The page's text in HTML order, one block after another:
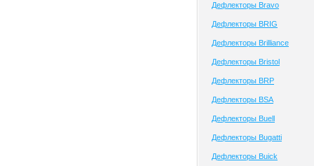
Дефлекторы Bravo
Дефлекторы BRIG
Дефлекторы Brilliance
Дефлекторы Bristol
Дефлекторы BRP
Дефлекторы BSA
Дефлекторы Buell
Дефлекторы Bugatti
Дефлекторы Buick